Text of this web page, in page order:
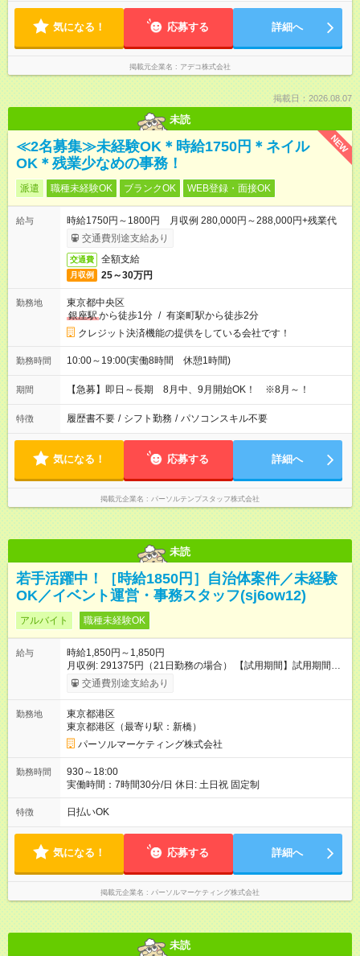
気になる！ 応募する 詳細へ
掲載元企業名 アデコ株式会社
掲載日：2026.08.07
未読
NEW
≪2名募集≫未経験OK＊時給1750円＊ネイル
OK＊残業少なめの事務！
派遣 職種未経験OK ブランクOK WEB登録・面接OK
給与
時給1750円～1800円 月収例 280,000円～288,000円+残業代
交通費別途支給あり
交通費 全額支給
月収例 25～30万円
勤務地
東京都中央区
銀座駅から徒歩1分 / 有楽町駅から徒歩2分
クレジット決済機能の提供をしている会社です！
勤務時間 10:00～19:00(実働8時間 休憩1時間)
期間 【急募】即日～長期 8月中、9月開始OK！ ※8月～！
特徴 履歴書不要 / シフト勤務 / パソコンスキル不要
気になる！ 応募する 詳細へ
掲載元企業名 パーソルテンプスタッフ株式会社
未読
若手活躍中！［時給1850円］自治体案件／未経験
OK／イベント運営・事務スタッフ(sj6ow12)
アルバイト 職種未経験OK
給与
時給1,850円～1,850円
月収例: 291375円（21日勤務の場合） 【試用期間】試用期間な
し 交通費別途支給あり
勤務地
東京都港区
東京都港区（最寄り駅：新橋）
パーソルマーケティング株式会社
勤務時間
930～18:00
実働時間：7時間30分/日 休日: 土日祝 固定制
特徴 日払いOK
気になる！ 応募する 詳細へ
掲載元企業名 パーソルマーケティング株式会社
未読